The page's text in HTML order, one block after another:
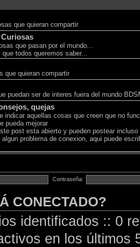
que quieran compartir
que pasan por el mundo...
todos queremos saber...
que quieran compartir
puedan ser de interes fuera del mundo
quejas
indicar aquellas cosas que creen que no
pueda mejorar
post esta abierto y pueden postear
problema de conexion, aqui puede
Contraseña:
CONECTADO?
identificados :: 0
en los últimos